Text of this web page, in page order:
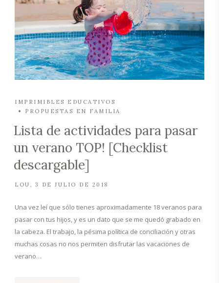
IMPRIMIBLES EDUCATIVOS
PROPUESTAS EN FAMILIA
Lista de actividades para pasar
un verano TOP! [Checklist
descargable]
LOU 3 DE JULIO DE 2018
Una vez leí que sólo tienes aproximadamente 18 veranos para
pasar con tus hijos, y es un dato que se me quedó grabado en
la cabeza. El trabajo, la pésima política de conciliación y otras
muchas cosas no nos permiten disfrutar las vacaciones de
verano…